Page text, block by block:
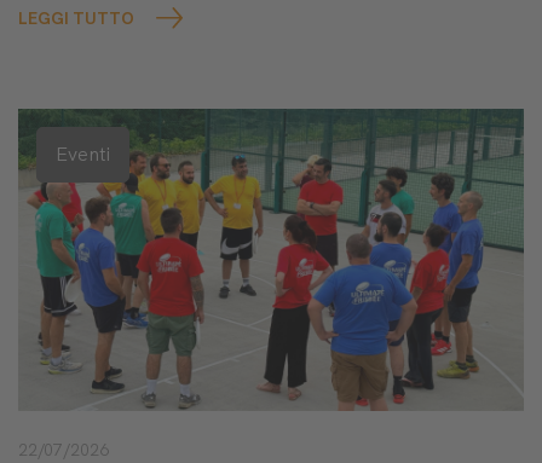
LEGGI TUTTO
Eventi
22/07/2026